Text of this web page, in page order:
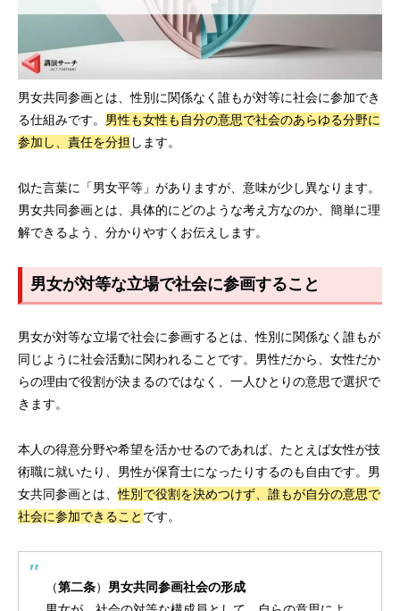
男女共同参画とは、性別に関係なく誰もが対等に社会に参加でき
る仕組みです。 男性も女性も自分の意思で社会のあらゆる分野に
参加し、責任を分担 します。
似た言葉に「男女平等」がありますが、意味が少し異なります。
男女共同参画とは、具体的にどのような考え方なのか、簡単に理
解できるよう、分かりやすくお伝えします。
男女が対等な立場で社会に参画すること
男女が対等な立場で社会に参画するとは、性別に関係なく誰もが
同じように社会活動に関われることです。男性だから、女性だか
らの理由で役割が決まるのではなく、一人ひとりの意思で選択で
きます。
本人の得意分野や希望を活かせるのであれば、たとえば女性が技
術職に就いたり、男性が保育士になったりするのも自由です。男
女共同参画とは、性別で役割を決めつけず、誰もが自分の意思で
社会に参加できること です。
（第二条） 男女共同参画社会の形成